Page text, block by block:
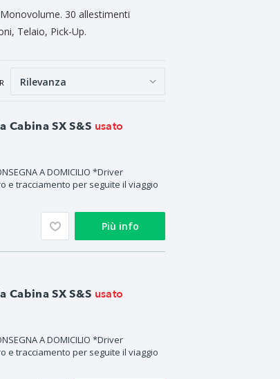
30 allestimenti
Telaio, Pick-Up.
Cabina SX S&S usato
A DOMICILIO *Driver
tracciamento per seguite il viaggio
Più info
Cabina SX S&S usato
A DOMICILIO *Driver
tracciamento per seguite il viaggio